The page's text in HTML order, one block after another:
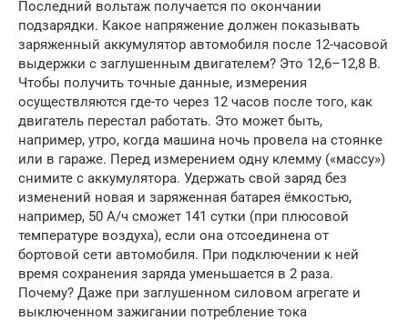
Последний вольтаж получается по окончании
подзарядки. Какое напряжение должен показывать
заряженный аккумулятор автомобиля после 12-часовой
выдержки с заглушенным двигателем? Это 12,6–12,8 В.
Чтобы получить точные данные, измерения
осуществляются где-то через 12 часов после того, как
двигатель перестал работать. Это может быть,
например, утро, когда машина ночь провела на стоянке
или в гараже. Перед измерением одну клемму («массу»)
снимите с аккумулятора. Удержать свой заряд без
изменений новая и заряженная батарея ёмкостью,
например, 50 А/ч сможет 141 сутки (при плюсовой
температуре воздуха), если она отсоединена от
бортовой сети автомобиля. При подключении к ней
время сохранения заряда уменьшается в 2 раза.
Почему? Даже при заглушенном силовом агрегате и
выключенном зажигании потребление тока